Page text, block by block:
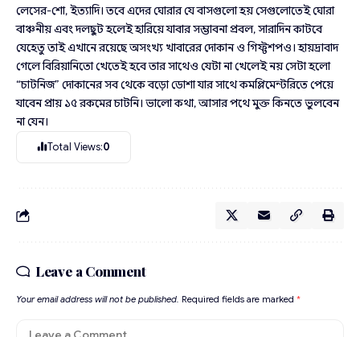
লেসের-শো, ইত্যাদি। তবে এদের ঘোরার যে বাসগুলো হয় সেগুলোতেই ঘোরা
বাঞ্চনীয় এবং দলছুট হলেই হারিয়ে যাবার সম্ভাবনা প্রবল, সারাদিন কাটবে
যেহেতু তাই এখানে রয়েছে অসংখ্য খাবারের দোকান ও গিফ্টশপও। হায়দ্রাবাদ
গেলে বিরিয়ানিতো খেতেই হবে তার সাথেও যেটা না খেলেই নয় সেটা হলো
“চাটনিজ” দোকানের সব থেকে বড়ো ডোশা যার সাথে কমপ্লিমেন্টরিতে পেয়ে
যাবেন প্রায় ১৫ রকমের চাটনি। ভালো কথা, আসার পথে মুক্ত কিনতে ভুলবেন
না যেন।
Total Views:0
Leave a Comment
Your email address will not be published. Required fields are marked *